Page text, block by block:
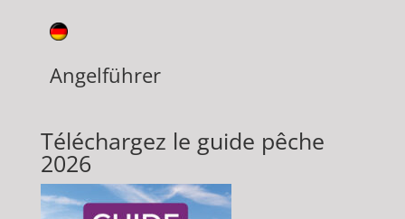
Angelführer
Téléchargez le guide pêche
2026